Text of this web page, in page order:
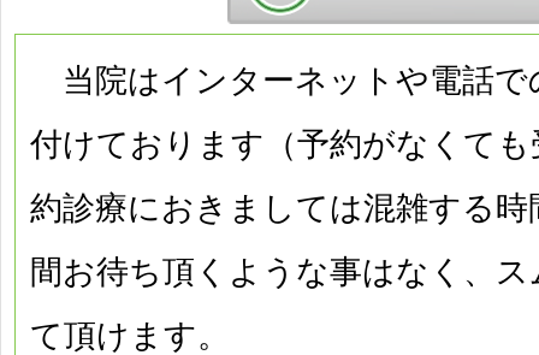
当院はインターネットや電話で
付けております（予約がなくて
約診療におきましては混雑する
間お待ち頂くような事はなく、
て頂けます。